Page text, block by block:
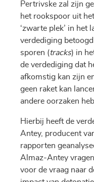
Pertrivske zal zijn
het rookspoor uit
‘zwarte plek’ in het
verdediging
sporen (tracks) in
de verdediging dat
afkomstig kan zijn
geen raket kan
andere oorzaken
Hierbij heeft de
Antey, producent
rapporten
Almaz-Antey
voor de vraag naar